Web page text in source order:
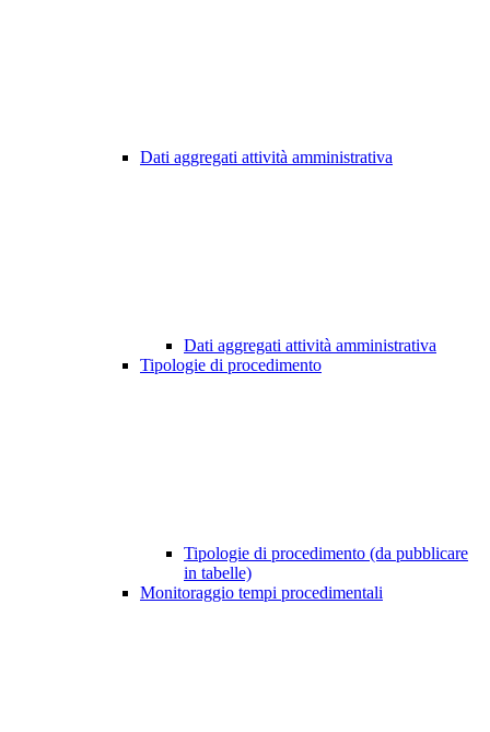
Dati aggregati attività amministrativa
Dati aggregati attività amministrativa
Tipologie di procedimento
Tipologie di procedimento (da pubblicare
in tabelle)
Monitoraggio tempi procedimentali